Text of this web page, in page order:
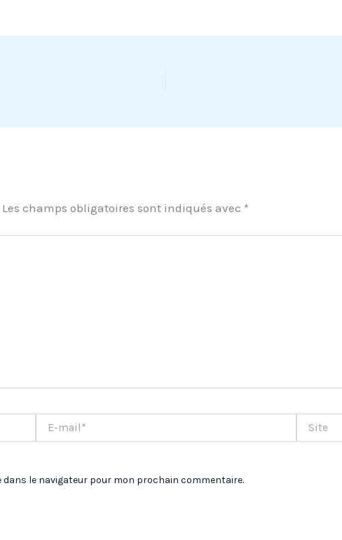
Les champs obligatoires sont indiqués avec *
mail*
le navigateur pour mon prochain commentaire.